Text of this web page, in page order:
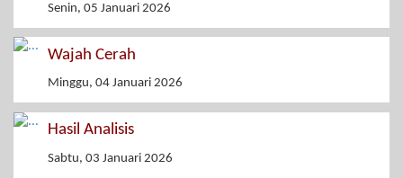
Senin, 05 Januari 2026
Wajah Cerah
Minggu, 04 Januari 2026
Hasil Analisis
Sabtu, 03 Januari 2026